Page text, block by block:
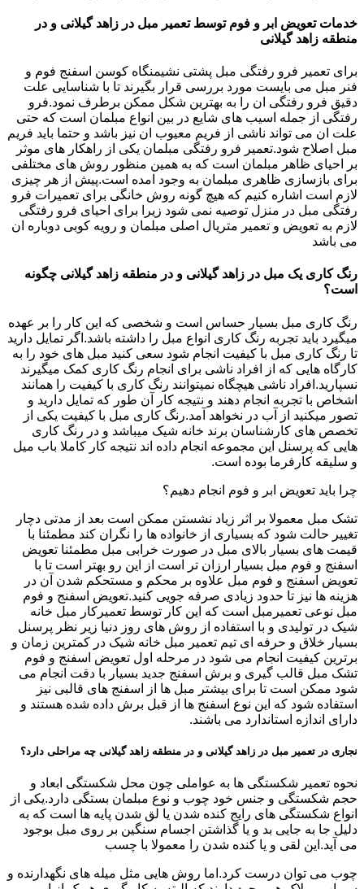
خدمات تعویض ابر و فوم توسط تعمیر مبل در زاهد گیلانی و در
منطقه زاهد گیلانی
برای تعمیر فرو رفتگی مبل پشتی نشیمنگاه کوسن اسفنج فوم و
فنر مبل می بایست مورد بررسی قرار بگیرند تا با شناسایی علت
دقیق فرو رفتگی ان را به بهترین شکل ممکن برطرف نمود.فرو
رفتگی از جمله اسیب های شایع در بین انواع مبلمان است که حتی
علت ان می تواند ناشی از فریم معیوب ان نیز باشد و حتما باید فریم
مبل اصلاح شود.تعمیر فرو رفتگی مبلمان یکی از راهکار های موثر
بر احیای ظاهر مبلمان است که به همین منظور روش های مختلفی
برای بازسازی ظاهری مبلمان به وجود امده است.پیش از هر چیزی
لازم است اشاره کنیم که هیچ گونه روش خانگی برای تعمیرات فرو
رفتگی مبل در منزل توصیه نمی شود زیرا برای احیای فرو رفتگی
لازم به تعویض و تعمیر متریال اصلی مبلمان و رویه کوبی دوباره ان
می باشد
رنگ کاری یک مبل در زاهد گیلانی و در منطقه زاهد گیلانی چگونه
است؟
رنگ کاری مبل بسیار حساس است و شخصی که این کار را بر عهده
میگیرد باید تجربه رنگ کاری انواع مبل را داشته باشد.اگر تمایل دارید
تا رنگ کاری مبل با کیفیت انجام شود سعی کنید مبل های خود را به
کارگاه هایی که از افراد ناشی برای انجام رنگ کاری کمک میگیرند
نسپارید.افراد ناشی هیچگاه نمیتوانند رنگ کاری با کیفیت را همانند
اشخاص با تجربه انجام دهند و نتیجه کار آن طور که تمایل دارید و
تصور میکنید از آب در نخواهد آمد.رنگ کاری مبل با کیفیت یکی از
تخصص های کارشناسان برند خانه شیک میباشد و در رنگ کاری
هایی که پرسنل این مجموعه انجام داده اند نتیجه کار کاملا باب میل
و سلیقه کارفرما بوده است.
چرا باید تعویض ابر و فوم انجام دهیم؟
تشک مبل معمولا بر اثر زیاد نشستن ممکن است بعد از مدتی دچار
تغییر حالت شود که بسیاری از خانواده ها را نگران کند مطمئنا با
قیمت های بسیار بالای مبل در صورت خرابی مبل مطمئنا تعویض
اسفنج و فوم مبل بسیار ارزان تر است از این رو بهتر است تا با
تعویض اسفنج و فوم مبل علاوه بر محکم و مستحکم شدن آن در
هزینه ها نیز تا حدود زیادی صرفه جویی کنید.تعویض اسفنج و فوم
مبل نوعی تعمیرمبل است که این کار توسط تعمیرکار مبل خانه
شیک در تولیدی و با استفاده از روش های روز دنیا زیر نظر پرسنل
بسیار خلاق و حرفه ای تیم تعمیر مبل خانه شیک در کمترین زمان و
برترین کیفیت انجام می شود در مرحله اول تعویض اسفنج و فوم
تشک مبل قالب گیری و برش اسفنج جدید بسیار با دقت انجام می
شود ممکن است تا برای بیشتر مبل ها از اسفنج های قالبی نیز
استفاده شود که این نوع اسفنج ها از قبل برش داده شده هستند و
دارای اندازه استاندارد می باشند.
نجاری در تعمیر مبل در زاهد گیلانی و در منطقه زاهد گیلانی چه مراحلی دارد؟
نحوه تعمیر شکستگی ها به عواملی چون محل شکستگی ابعاد و
حجم شکستگی و جنس خود چوب و نوع مبلمان بستگی دارد.یکی از
انواع شکستگی های رایج کنده شدن یا لق شدن پایه ها است که به
دلیل جا به جایی بد و یا گذاشتن اجسام سنگین بر روی مبل بوجود
می آید.این لقی و یا کنده شدن را معمولا با چسب
چوب می توان درست کرد.اما روش هایی مثل میله های نگهدارنده و